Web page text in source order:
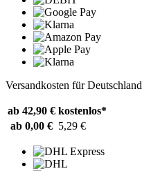
Versandkosten für Deutschland
ab 42,90 € kostenlos*
ab 0,00 € 5,29 €